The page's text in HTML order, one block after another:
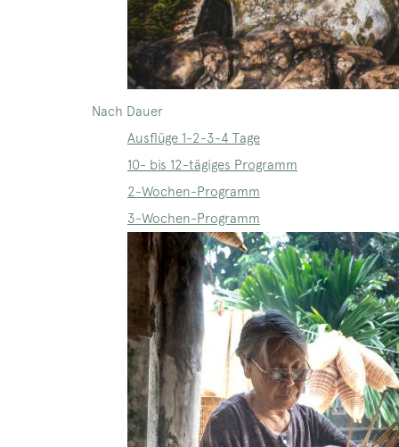
Nach Dauer
Ausflüge 1-2-3-4 Tage
10- bis 12-tägiges Programm
2-Wochen-Programm
3-Wochen-Programm